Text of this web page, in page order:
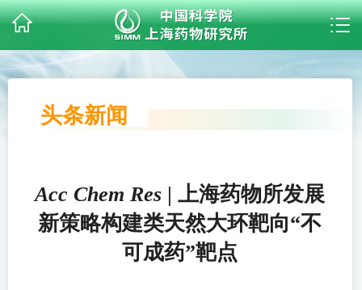
头条新闻
Acc Chem Res | 上海药物所发展
新策略构建类天然大环靶向“不
可成药”靶点